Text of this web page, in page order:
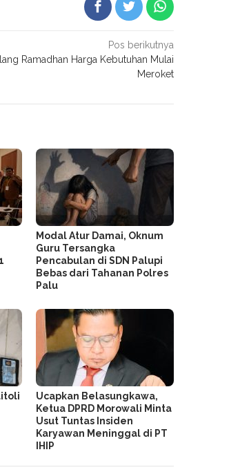
Pos berikutnya
Ramadhan Harga Kebutuhan Mulai
Meroket
Modal Atur Damai, Oknum
Guru Tersangka
Pencabulan di SDN Palupi
Bebas dari Tahanan Polres
Palu
Ucapkan Belasungkawa,
Ketua DPRD Morowali Minta
Usut Tuntas Insiden
Karyawan Meninggal di PT
IHIP